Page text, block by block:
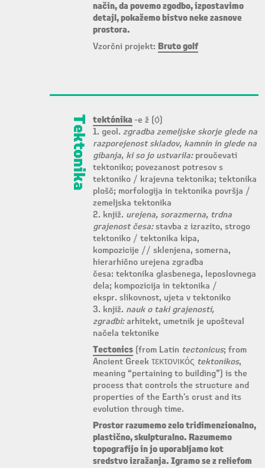
način, da povemo zgodbo, izpostavimo
detajl, pokažemo bistvo neke zasnove
prostora.
Vzorčni projekt: Bruto golf
Tektonika tektónika -e ž (ọ́)
1. geol. zgradba zemeljske skorje glede na
razporejenost skladov, kamnin in glede na
gibanja, ki so jo ustvarila:proučevati
tektoniko; povezanost potresov s
tektoniko / krajevna tektonika; tektonika
plošč; morfologija in tektonika površja /
zemeljska tektonika
2. knjiž. urejena, sorazmerna, trdna
grajenost česa:stavba z izrazito, strogo
tektoniko / tektonika kipa,
kompozicije // sklenjena, somerna,
hierarhično urejena zgradba
česa: tektonika glasbenega, leposlovnega
dela; kompozicija in tektonika /
ekspr. slikovnost, ujeta v tektoniko
3. knjiž. nauk o taki grajenosti,
zgradbi:arhitekt, umetnik je upošteval
načela tektonike
Tectonics(from Latin tectonicus; from
Ancient Greek τεκτονικός tektonikos,
meaning “pertaining to building”) is the
process that controls the structure and
properties of the Earth's crust and its
evolution through time.
Prostor razumemo zelo tridimenzionalno,
plastično, skulpturalno. Razumemo
topografijo in jo uporabljamo kot
sredstvo izražanja. Igramo se z reliefom